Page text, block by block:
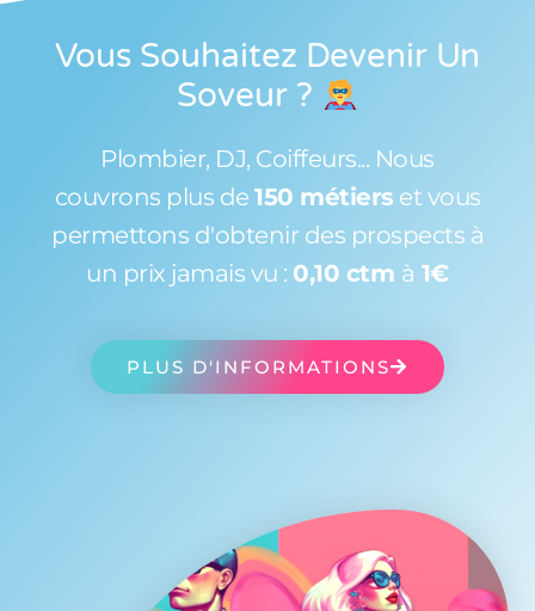
Vous Souhaitez Devenir Un
Soveur ?
Plombier, DJ, Coiffeurs... Nous
couvrons plus de 150 métiers et vous
permettons d'obtenir des prospects à
un prix jamais vu : 0,10 ctm à 1€
PLUS D'INFORMATIONS